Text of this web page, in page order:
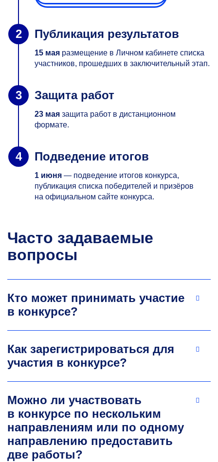
Публикация результатов
15 мая размещение в Личном кабинете списка
участников, прошедших в заключительный этап.
Защита работ
23 мая защита работ в дистанционном
формате.
Подведение итогов
1 июня — подведение итогов конкурса,
публикация списка победителей и призёров
на официальном сайте конкурса.
Часто задаваемые
вопросы
Кто может принимать участие
в конкурсе?
Как зарегистрироваться для
участия в конкурсе?
Можно ли участвовать
в конкурсе по нескольким
направлениям или по одному
направлению предоставить
две работы?